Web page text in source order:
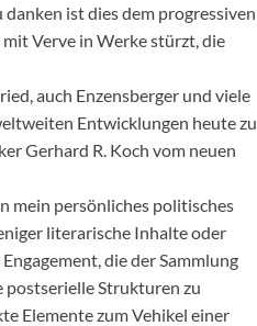
ist dies dem progressiven
Verve in Werke stürzt, die
auch Enzensberger und viele
Entwicklungen heute zu
Gerhard R. Koch vom neuen
mein persönliches politisches
literarische Inhalte oder
die der Sammlung
postserielle Strukturen zu
Elemente zum Vehikel einer